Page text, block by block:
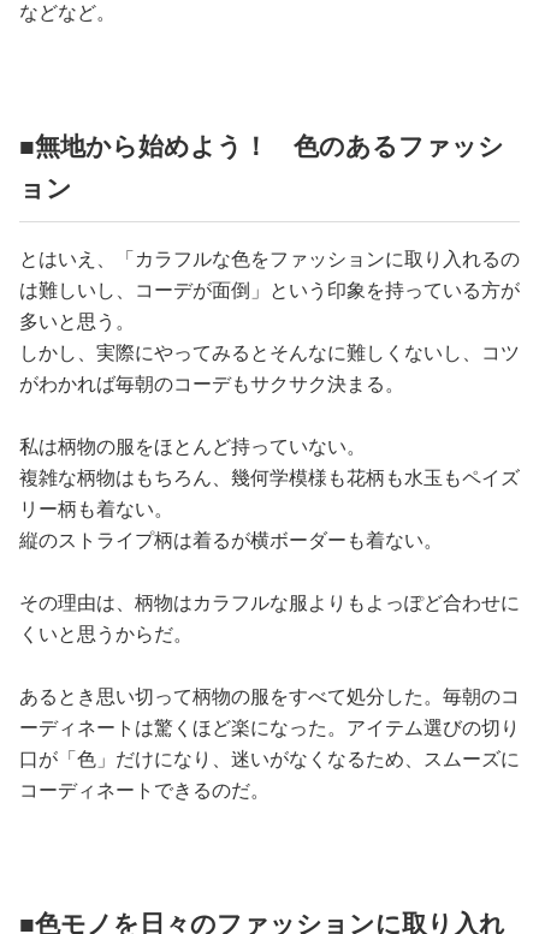
などなど。
■無地から始めよう！ 色のあるファッシ
ョン
とはいえ、「カラフルな色をファッションに取り入れるの
は難しいし、コーデが面倒」という印象を持っている方が
多いと思う。
しかし、実際にやってみるとそんなに難しくないし、コツ
がわかれば毎朝のコーデもサクサク決まる。
私は柄物の服をほとんど持っていない。
複雑な柄物はもちろん、幾何学模様も花柄も水玉もペイズ
リー柄も着ない。
縦のストライプ柄は着るが横ボーダーも着ない。
その理由は、柄物はカラフルな服よりもよっぽど合わせに
くいと思うからだ。
あるとき思い切って柄物の服をすべて処分した。毎朝のコ
ーディネートは驚くほど楽になった。アイテム選びの切り
口が「色」だけになり、迷いがなくなるため、スムーズに
コーディネートできるのだ。
■色モノを日々のファッションに取り入れ